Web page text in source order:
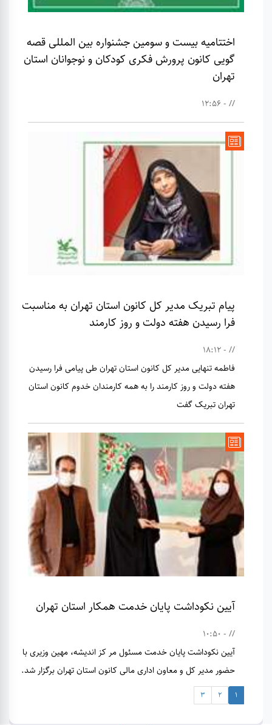
اختتامیه بیست و سومین جشنواره بین المللی قصه
گویی کانون پرورش فکری کودکان و نوجوانان استان
تهران
// - 12:56
پیام تبریک مدیر کل کانون استان تهران به مناسبت
فرا رسیدن هفته دولت و روز کارمند
// - 18:12
فاطمه تنهایی مدیر کل کانون استان تهران طی پیامی فرا رسیدن
هفته دولت و روز کارمند را به همه کارمندان خدوم کانون استان
تهران تبریک گفت
آیین نکوداشت پایان خدمت همکار استان تهران
// - 10:50
آیین نکوداشت پایان خدمت مسئول مر کز اندیشه، مهین وزیری با
حضور مدیر کل و معاون اداری مالی کانون استان تهران برگزار شد.
1
2
3